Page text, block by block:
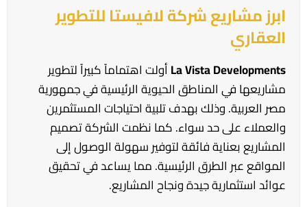
ابرز مشاريع شركة لافيستا للتطوير
العقاري
La Vista Developmentsأولت اهتماماً كبيراً لتطوير
مشاريعها في المناطق الحيوية الرئيسية في جمهورية
مصر العربية. وذلك بهدف تلبية احتياجات المستثمرين
والعملاء على حد سواء. كما نظمت الشركة تصميم
المشاريع بعناية فائقة لتوفير سهولة الوصول إلى
المواقع عبر الطرق الرئيسية. مما يساعد في تحقيق
عوائد استثمارية جيدة ونجاح المشاريع.